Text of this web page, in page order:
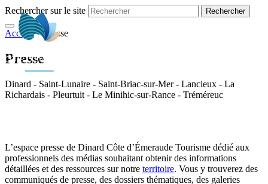
Rechercher sur le site
Accueil>Presse
Presse
Dinard - Saint-Lunaire - Saint-Briac-sur-Mer - Lancieux - La
Richardais - Pleurtuit - Le Minihic-sur-Rance - Tréméreuc
L’espace presse de Dinard Côte d’Émeraude Tourisme dédié aux
professionnels des médias souhaitant obtenir des informations
détaillées et des ressources sur notre territoire. Vous y trouverez des
communiqués de presse, des dossiers thématiques, des galeries